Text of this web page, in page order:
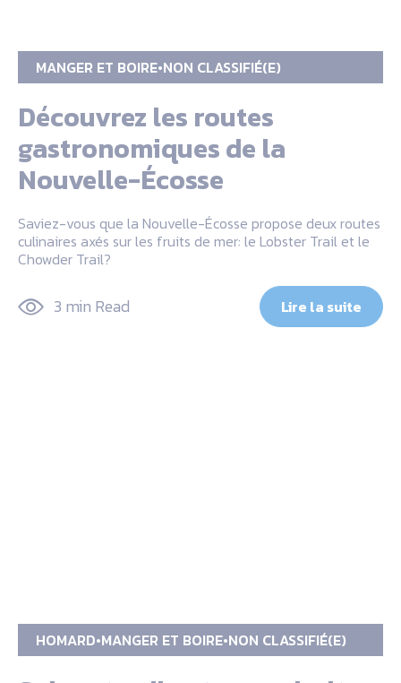
MANGER ET BOIRE NON CLASSIFIÉ(E)
Découvrez les routes
gastronomiques de la
Nouvelle-Écosse
Saviez-vous que la Nouvelle-Écosse propose deux routes
culinaires axés sur les fruits de mer: le Lobster Trail et le
Chowder Trail?
3 min Read Lire la suite
HOMARD MANGER ET BOIRE NON CLASSIFIÉ(E)